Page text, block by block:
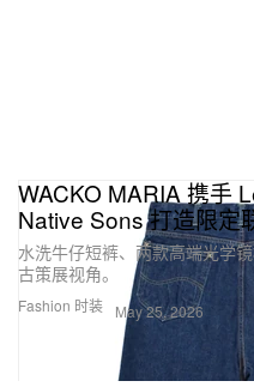
Fashion 时装
WACKO MARIA 携手
Native Sons 打造限定
水洗牛仔短裤、两款高端光学
古策展视角。
May 25, 2026